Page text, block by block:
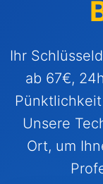
Ihr
ab 67€,
Unsere
Ort, um